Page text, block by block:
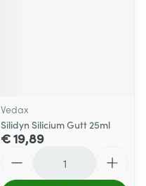
Vedax
Silidyn Silicium Gutt 25ml
€ 19,89